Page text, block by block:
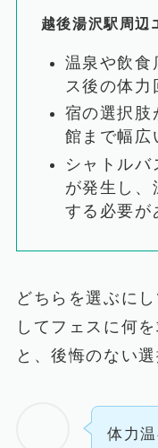
越後湯沢駅周辺
温泉や飲食
ス後の体
宿の選択肢
館まで幅広
シャトルバ
が発生し、
する必要が
どちらを選ぶに
してフェスに何
と、後悔のない
体力